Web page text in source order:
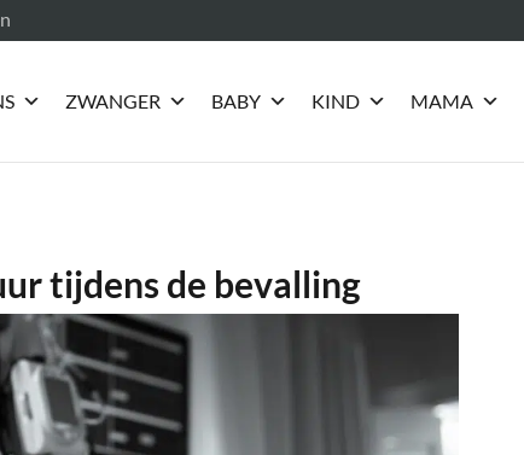
ZWANGER BABY KIND MAMA
tijdens de bevalling